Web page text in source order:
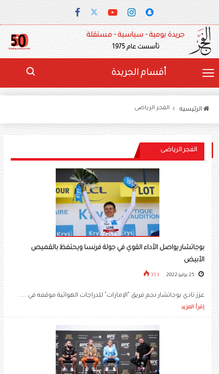
جريدة يومية - سياسية - مستقلة
تأسست عام 1975
أقسام الجريدة
الرئيسيه الفجر الرياضى
الفجر الرياضى
بوجاتشار يواصل الأداء القوي في جولة فرنسا ويحتفظ بالقميص
الأبيض
353
عزز تادي بوجاتشار نجم فريق "الإمارات" للدراجات الهوائية موقعه في .....
إقرأ المزيد